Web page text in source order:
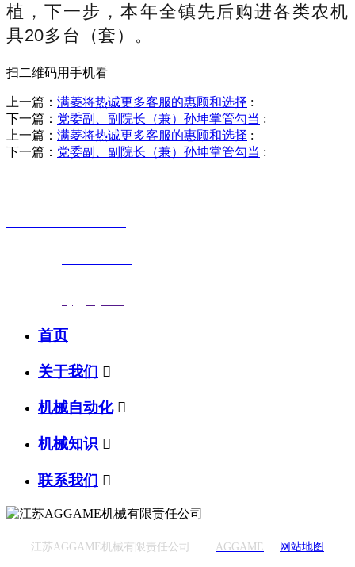
植，下一步，本年全镇先后购进各类农机
具20多台（套）。
扫二维码用手机看
上一篇： 满菱将热诚更多客服的惠顾和选择 :
下一篇： 党委副、副院长（兼）孙坤掌管勾当 :
上一篇： 满菱将热诚更多客服的惠顾和选择 :
下一篇： 党委副、副院长（兼）孙坤掌管勾当 :
首页
关于我们 
机械自动化 
机械知识 
联系我们 
江苏AGGAME机械有限责任公司 AGGAME 网站地图